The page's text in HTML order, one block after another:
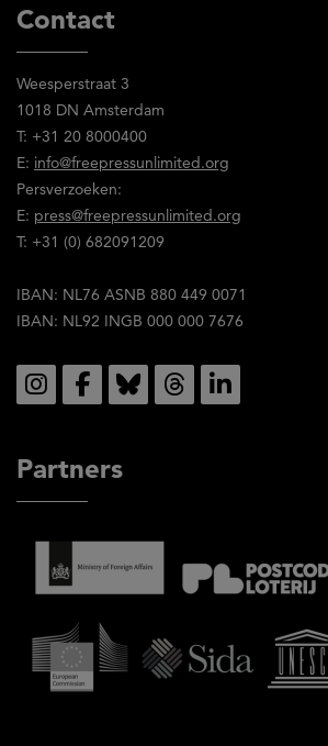
Contact
Weesperstraat 3
1018 DN Amsterdam
T: +31 20 8000400
E: info@freepressunlimited.org
Persverzoeken:
E: press@freepressunlimited.org
T: +31 (0) 682091209
IBAN: NL76 ASNB 880 449 0071
IBAN: NL92 INGB 000 000 7676
Social
Partners
Unlimited
stem
in
met
de
inhoud
ervan.